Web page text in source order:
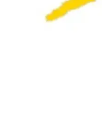
Aktiviteter
Billetter og